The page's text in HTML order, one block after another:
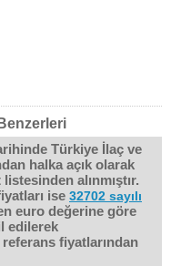
Türkiye İlaç ve
halka açık olarak
alınmıştır.
ise 32702 sayılı
euro değerine göre
edilerek
referans fiyatlarından